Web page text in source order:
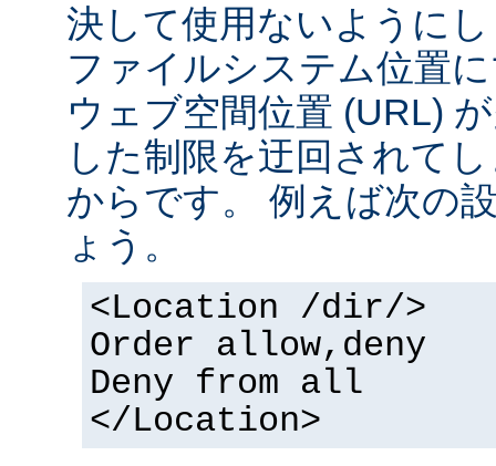
決して使用ないように
ファイルシステム位置
ウェブ空間位置 (URL)
した制限を迂回されて
からです。 例えば次の
ょう。
<Location /dir/>
Order allow,deny
Deny from all
</Location>